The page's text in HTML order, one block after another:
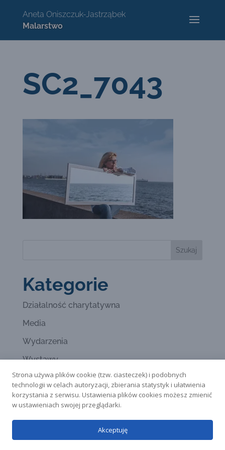
SC2_7043
Kategorie
Działalność charytatywna
Media
Wydarzenia
Wystawy
Wywiady
Copyrights Aneta Oniszczuk-Jastrząbek
Strona używa plików cookie (tzw. ciasteczek) i podobnych
technologii w celach autoryzacji, zbierania statystyk i ułatwienia
korzystania z serwisu. Ustawienia plików cookies możesz zmienić
w ustawieniach swojej przeglądarki.
Akceptuję